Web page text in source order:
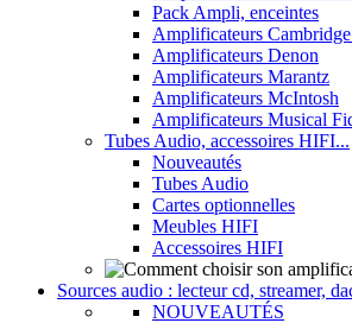
Pack Ampli, enceintes
Amplificateurs
Amplificateurs Denon
Amplificateurs Marantz
Amplificateurs McIntosh
Amplificateurs Musical
Tubes Audio, accessoires HIFI...
Nouveautés
Tubes Audio
Cartes optionnelles
Meubles HIFI
Accessoires HIFI
Sources audio : lecteur cd, streamer,
NOUVEAUTÉS